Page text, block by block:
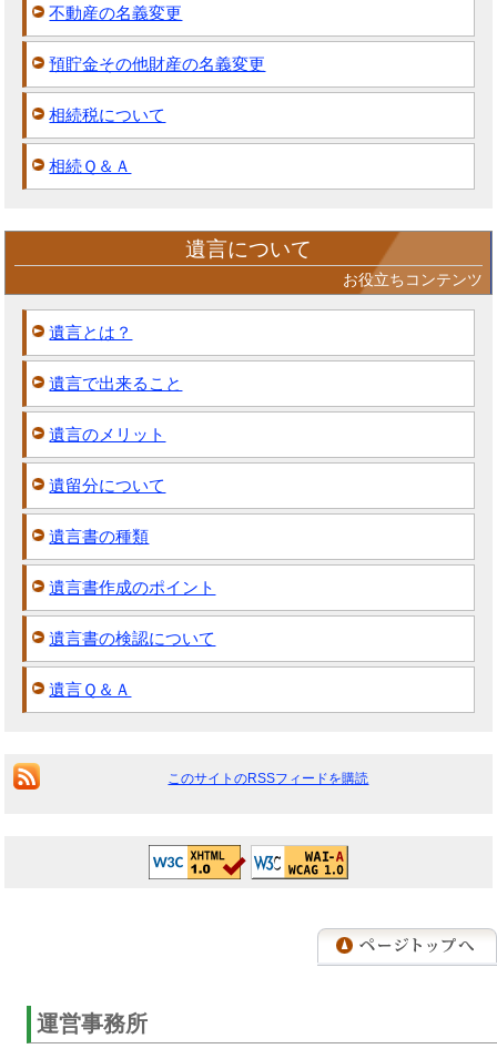
不動産の名義変更
預貯金その他財産の名義変更
相続税について
相続Ｑ＆Ａ
遺言について
お役立ちコンテンツ
遺言とは？
遺言で出来ること
遺言のメリット
遺留分について
遺言書の種類
遺言書作成のポイント
遺言書の検認について
遺言Ｑ＆Ａ
このサイトのRSSフィードを購読
運営事務所